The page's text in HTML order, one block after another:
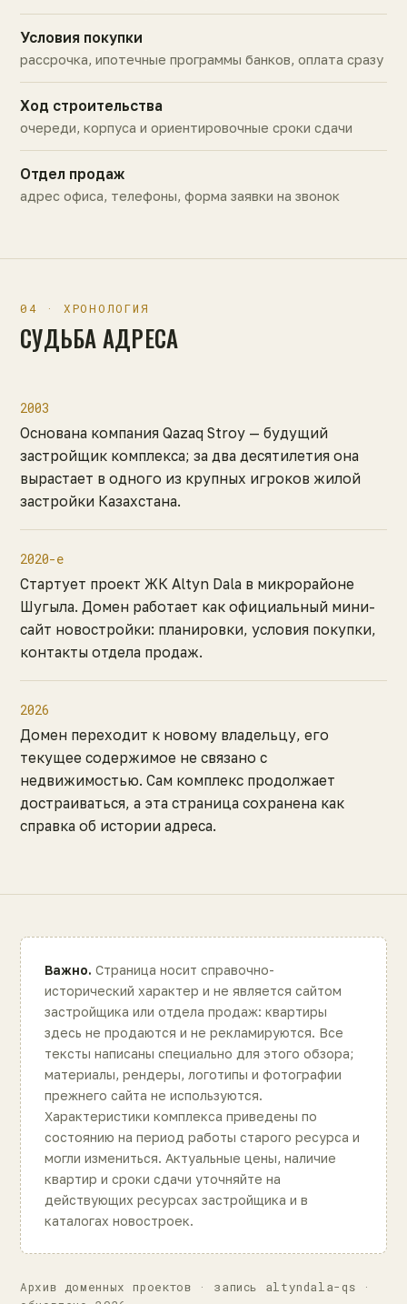
Условия покупки
рассрочка, ипотечные программы банков, оплата сразу
Ход строительства
очереди, корпуса и ориентировочные сроки сдачи
Отдел продаж
адрес офиса, телефоны, форма заявки на звонок
04 · ХРОНОЛОГИЯ
СУДЬБА АДРЕСА
2003
Основана компания Qazaq Stroy — будущий
застройщик комплекса; за два десятилетия она
вырастает в одного из крупных игроков жилой
застройки Казахстана.
2020-е
Стартует проект ЖК Altyn Dala в микрорайоне
Шугыла. Домен работает как официальный мини-
сайт новостройки: планировки, условия покупки,
контакты отдела продаж.
2026
Домен переходит к новому владельцу, его
текущее содержимое не связано с
недвижимостью. Сам комплекс продолжает
достраиваться, а эта страница сохранена как
справка об истории адреса.
Важно. Страница носит справочно-
исторический характер и не является сайтом
застройщика или отдела продаж: квартиры
здесь не продаются и не рекламируются. Все
тексты написаны специально для этого обзора;
материалы, рендеры, логотипы и фотографии
прежнего сайта не используются.
Характеристики комплекса приведены по
состоянию на период работы старого ресурса и
могли измениться. Актуальные цены, наличие
квартир и сроки сдачи уточняйте на
действующих ресурсах застройщика и в
каталогах новостроек.
Архив доменных проектов · запись altyndala-qs ·